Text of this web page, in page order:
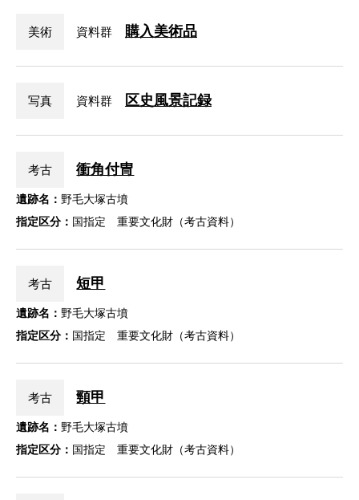
美術 資料群 購入美術品
写真 資料群 区史風景記録
考古 衝角付冑
遺跡名： 野毛大塚古墳
指定区分： 国指定 重要文化財（考古資料）
考古 短甲
遺跡名： 野毛大塚古墳
指定区分： 国指定 重要文化財（考古資料）
考古 頸甲
遺跡名： 野毛大塚古墳
指定区分： 国指定 重要文化財（考古資料）